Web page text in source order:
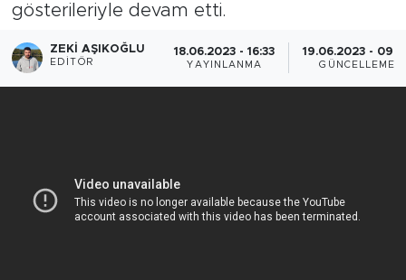
gösterileriyle devam etti.
ZEKI AŞIKOĞLU
EDITÖR
18.06.2023 - 16:33
YAYINLANMA
19.06.2023 -
GÜNCELLEME